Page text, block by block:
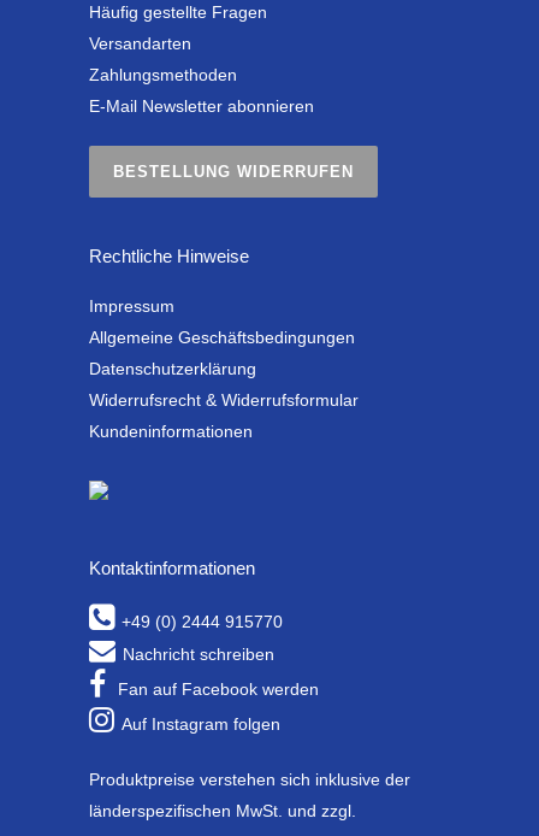
Häufig gestellte Fragen
Versandarten
Zahlungsmethoden
E-Mail Newsletter abonnieren
BESTELLUNG WIDERRUFEN
Rechtliche Hinweise
Impressum
Allgemeine Geschäftsbedingungen
Datenschutzerklärung
Widerrufsrecht & Widerrufsformular
Kundeninformationen
Kontaktinformationen
+49 (0) 2444 915770
Nachricht schreiben
Fan auf Facebook werden
Auf Instagram folgen
Produktpreise verstehen sich inklusive der
länderspezifischen MwSt. und zzgl.